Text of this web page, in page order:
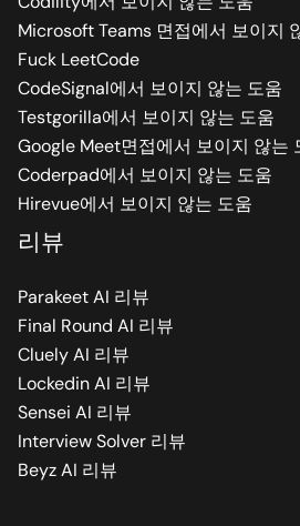
Microsoft Teams 면접에서 보이지
Fuck LeetCode
CodeSignal에서 보이지 않는 도움
Testgorilla에서 보이지 않는 도움
Google Meet면접에서 보이지 않는
Coderpad에서 보이지 않는 도움
Hirevue에서 보이지 않는 도움
리뷰
Parakeet AI 리뷰
Final Round AI 리뷰
Cluely AI 리뷰
Lockedin AI 리뷰
Sensei AI 리뷰
Interview Solver 리뷰
Beyz AI 리뷰